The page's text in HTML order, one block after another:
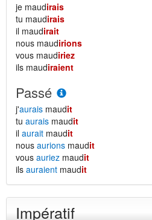
je maudirais
tu maudirais
il maudirait
nous maudirions
vous maudiriez
ils maudiraient
Passé
j'aurais maudit
tu aurais maudit
il aurait maudit
nous aurions maudit
vous auriez maudit
ils auraient maudit
Impératif